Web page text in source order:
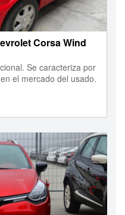
Corsa Wind
Se caracteriza por
el mercado del usado.